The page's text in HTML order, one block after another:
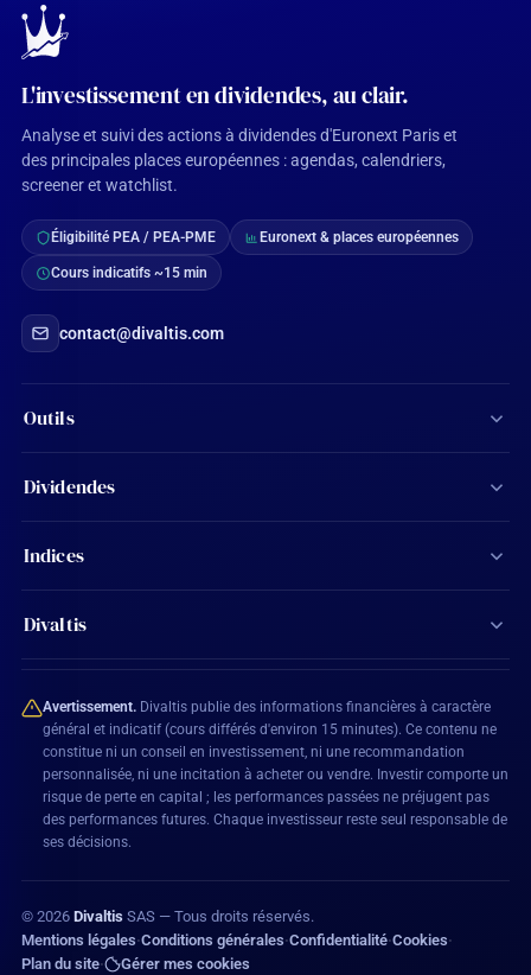
L'investissement en dividendes, au clair.
Analyse et suivi des actions à dividendes d'Euronext Paris et
des principales places européennes : agendas, calendriers,
screener et watchlist.
Éligibilité PEA / PEA-PME Euronext & places européennes
Cours indicatifs ~15 min
contact@divaltis.com
Outils
Screener d'actions
Calculateur de dividendes
Ma watchlist
Mon compte
Dividendes
Tous les dividendes
Actions Aristocrates
Indices
CAC 40
SBF 120
CAC All-Shares
BEL 20
DAX 40
Divaltis
Plan du site
Mentions légales
Conditions générales
Politique de cookies
Avertissement. Divaltis publie des informations financières à caractère
général et indicatif (cours différés d'environ 15 minutes). Ce contenu ne
constitue ni un conseil en investissement, ni une recommandation
personnalisée, ni une incitation à acheter ou vendre. Investir comporte un
risque de perte en capital ; les performances passées ne préjugent pas
des performances futures. Chaque investisseur reste seul responsable de
ses décisions.
© 2026 Divaltis SAS — Tous droits réservés.
Mentions légales•Conditions générales•Confidentialité•Cookies•
Plan du site• Gérer mes cookies